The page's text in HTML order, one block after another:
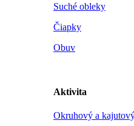
Suché obleky
Čiapky
Obuv
Aktivita
Okruhový a